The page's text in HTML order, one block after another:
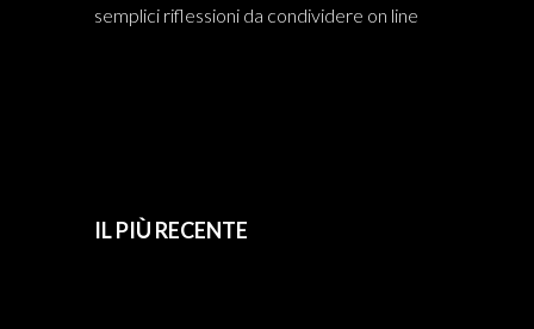
semplici riflessioni da condividere on line
IL PIÙ RECENTE